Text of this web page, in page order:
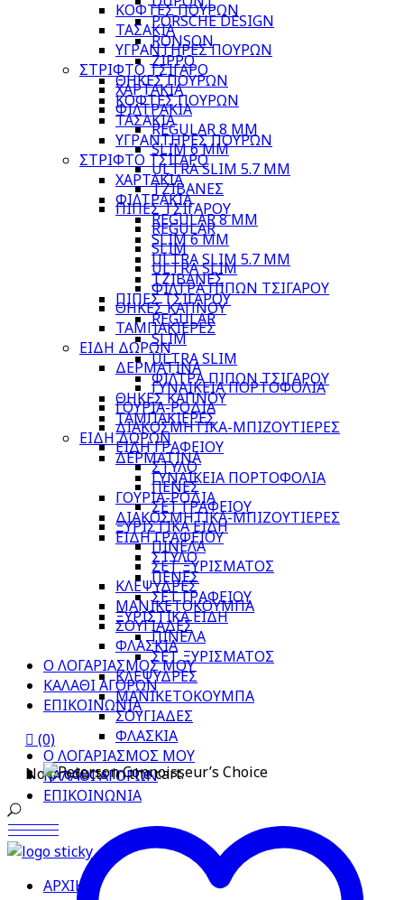
ΚΟΦΤΕΣ ΠΟΥΡΩΝ
ΤΑΣΑΚΙΑ
ΥΓΡΑΝΤΗΡΕΣ ΠΟΥΡΩΝ
ΣΤΡΙΦΤΟ ΤΣΙΓΑΡΟ
ΧΑΡΤΑΚΙΑ
ΦΙΛΤΡΑΚΙΑ
REGULAR 8 MM
SLIM 6 MM
ULTRA SLIM 5.7 MM
ΤΖΙΒΑΝΕΣ
ΠΙΠΕΣ ΤΣΙΓΑΡΟΥ
REGULAR
SLIM
ULTRA SLIM
ΦΙΛΤΡΑ ΠΙΠΩΝ ΤΣΙΓΑΡΟΥ
ΘΗΚΕΣ ΚΑΠΝΟΥ
ΤΑΜΠΑΚΙΕΡΕΣ
ΕΙΔΗ ΔΩΡΩΝ
ΔΕΡΜΑΤΙΝΑ
ΓΥΝΑΙΚΕΙΑ ΠΟΡΤΟΦΟΛΙΑ
ΓΟΥΡΙΑ-ΡΟΔΙΑ
ΔΙΑΚΟΣΜΗΤΙΚΑ-ΜΠΙΖΟΥΤΙΕΡΕΣ
ΕΙΔΗ ΓΡΑΦΕΙΟΥ
ΣΤΥΛΟ
ΠΕΝΕΣ
ΣΕΤ ΓΡΑΦΕΙΟΥ
ΞΥΡΙΣΤΙΚΑ ΕΙΔΗ
ΠΙΝΕΛΑ
ΣΕΤ ΞΥΡΙΣΜΑΤΟΣ
ΚΛΕΨΥΔΡΕΣ
ΜΑΝΙΚΕΤΟΚΟΥΜΠΑ
ΣΟΥΓΙΑΔΕΣ
ΦΛΑΣΚΙΑ
Ο ΛΟΓΑΡΙΑΣΜΟΣ ΜΟΥ
ΚΑΛΑΘΙ ΑΓΟΡΩΝ
ΕΠΙΚΟΙΝΩΝΙΑ
(0)
No products in the cart.
ΑΡΧΙΚΗ
PORSCHE DESIGN
RONSON
ZIPPO
ΘΗΚΕΣ ΠΟΥΡΩΝ
ΚΟΦΤΕΣ ΠΟΥΡΩΝ
ΤΑΣΑΚΙΑ
ΥΓΡΑΝΤΗΡΕΣ ΠΟΥΡΩΝ
ΣΤΡΙΦΤΟ ΤΣΙΓΑΡΟ
ΧΑΡΤΑΚΙΑ
ΦΙΛΤΡΑΚΙΑ
REGULAR 8 MM
SLIM 6 MM
ULTRA SLIM 5.7 MM
ΤΖΙΒΑΝΕΣ
ΠΙΠΕΣ ΤΣΙΓΑΡΟΥ
REGULAR
SLIM
ULTRA SLIM
ΦΙΛΤΡΑ ΠΙΠΩΝ ΤΣΙΓΑΡΟΥ
ΘΗΚΕΣ ΚΑΠΝΟΥ
ΤΑΜΠΑΚΙΕΡΕΣ
ΕΙΔΗ ΔΩΡΩΝ
ΔΕΡΜΑΤΙΝΑ
ΓΥΝΑΙΚΕΙΑ ΠΟΡΤΟΦΟΛΙΑ
ΓΟΥΡΙΑ-ΡΟΔΙΑ
ΔΙΑΚΟΣΜΗΤΙΚΑ-ΜΠΙΖΟΥΤΙΕΡΕΣ
ΕΙΔΗ ΓΡΑΦΕΙΟΥ
ΣΤΥΛΟ
ΠΕΝΕΣ
ΣΕΤ ΓΡΑΦΕΙΟΥ
ΞΥΡΙΣΤΙΚΑ ΕΙΔΗ
ΠΙΝΕΛΑ
ΣΕΤ ΞΥΡΙΣΜΑΤΟΣ
ΚΛΕΨΥΔΡΕΣ
ΜΑΝΙΚΕΤΟΚΟΥΜΠΑ
ΣΟΥΓΙΑΔΕΣ
ΦΛΑΣΚΙΑ
Ο ΛΟΓΑΡΙΑΣΜΟΣ ΜΟΥ
ΚΑΛΑΘΙ ΑΓΟΡΩΝ
ΕΠΙΚΟΙΝΩΝΙΑ